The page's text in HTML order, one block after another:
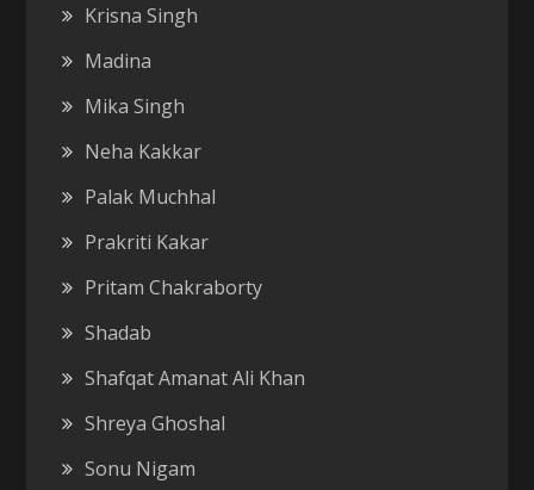
Krisna Singh
Madina
Mika Singh
Neha Kakkar
Palak Muchhal
Prakriti Kakar
Pritam Chakraborty
Shadab
Shafqat Amanat Ali Khan
Shreya Ghoshal
Sonu Nigam